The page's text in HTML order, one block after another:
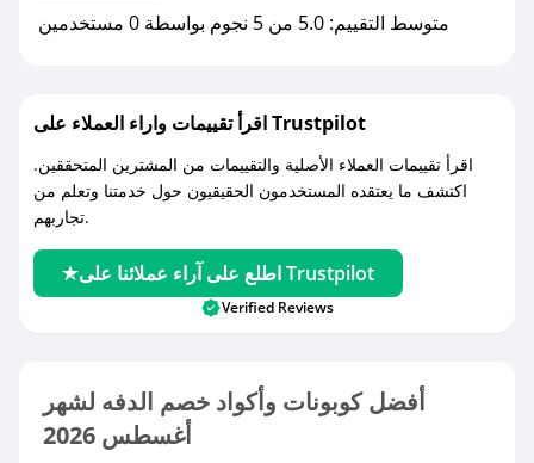
متوسط التقييم: 5.0 من 5 نجوم بواسطة 0 مستخدمين
اقرأ تقييمات واراء العملاء على Trustpilot
اقرأ تقييمات العملاء الأصلية والتقييمات من المشترين المتحققين.
اكتشف ما يعتقده المستخدمون الحقيقيون حول خدمتنا وتعلم من
تجاربهم.
اطلع على آراء عملائنا على Trustpilot
Verified Reviews
أفضل كوبونات وأكواد خصم الدفه لشهر
أغسطس 2026